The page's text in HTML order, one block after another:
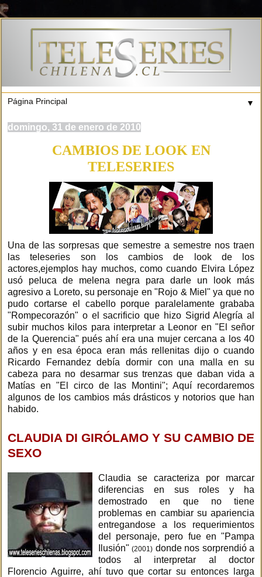
▼
domingo, 31 de enero de 2010
CAMBIOS DE LOOK EN
TELESERIES
Una de las sorpresas que semestre a semestre nos traen
las teleseries son los cambios de look de los
actores,ejemplos hay muchos, como cuando Elvira López
usó peluca de melena negra para darle un look más
agresivo a Loreto, su personaje en "Rojo & Miel" ya que no
pudo cortarse el cabello porque paralelamente grababa
"Rompecorazón" o el sacrificio que hizo Sigrid Alegría al
subir muchos kilos para interpretar a Leonor en "El señor
de la Querencia" pués ahí era una mujer cercana a los 40
años y en esa época eran más rellenitas dijo o cuando
Ricardo Fernandez debía dormir con una malla en su
cabeza para no desarmar sus trenzas que daban vida a
Matías en "El circo de las Montini"; Aquí recordaremos
algunos de los cambios más drásticos y notorios que han
habido.
CLAUDIA DI GIRÓLAMO Y SU CAMBIO DE
SEXO
Claudia se caracteriza por marcar
diferencias en sus roles y ha
demostrado en que no tiene
problemas en cambiar su apariencia
entregandose a los requerimientos
del personaje, pero fue en "Pampa
Ilusión"(2001) donde nos sorprendió a
todos al interpretar al doctor
Florencio Aguirre, ahí tuvo que cortar su entonces larga